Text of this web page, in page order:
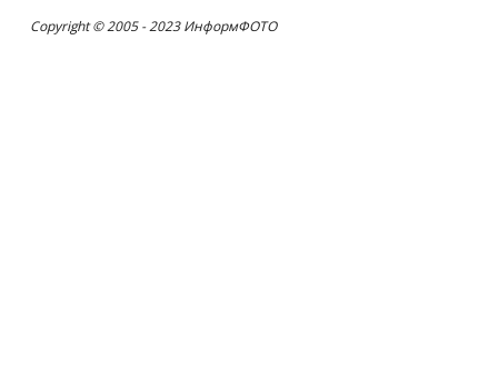
Copyright © 2005 - 2023 ИнформФОТО